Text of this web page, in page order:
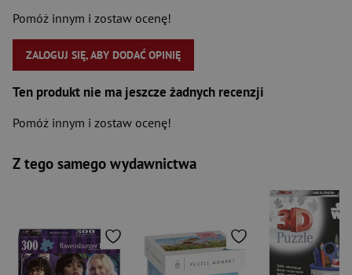
Pomóż innym i zostaw ocenę!
ZALOGUJ SIĘ, ABY DODAĆ OPINIĘ
Ten produkt nie ma jeszcze żadnych recenzji
Pomóż innym i zostaw ocenę!
Z tego samego wydawnictwa